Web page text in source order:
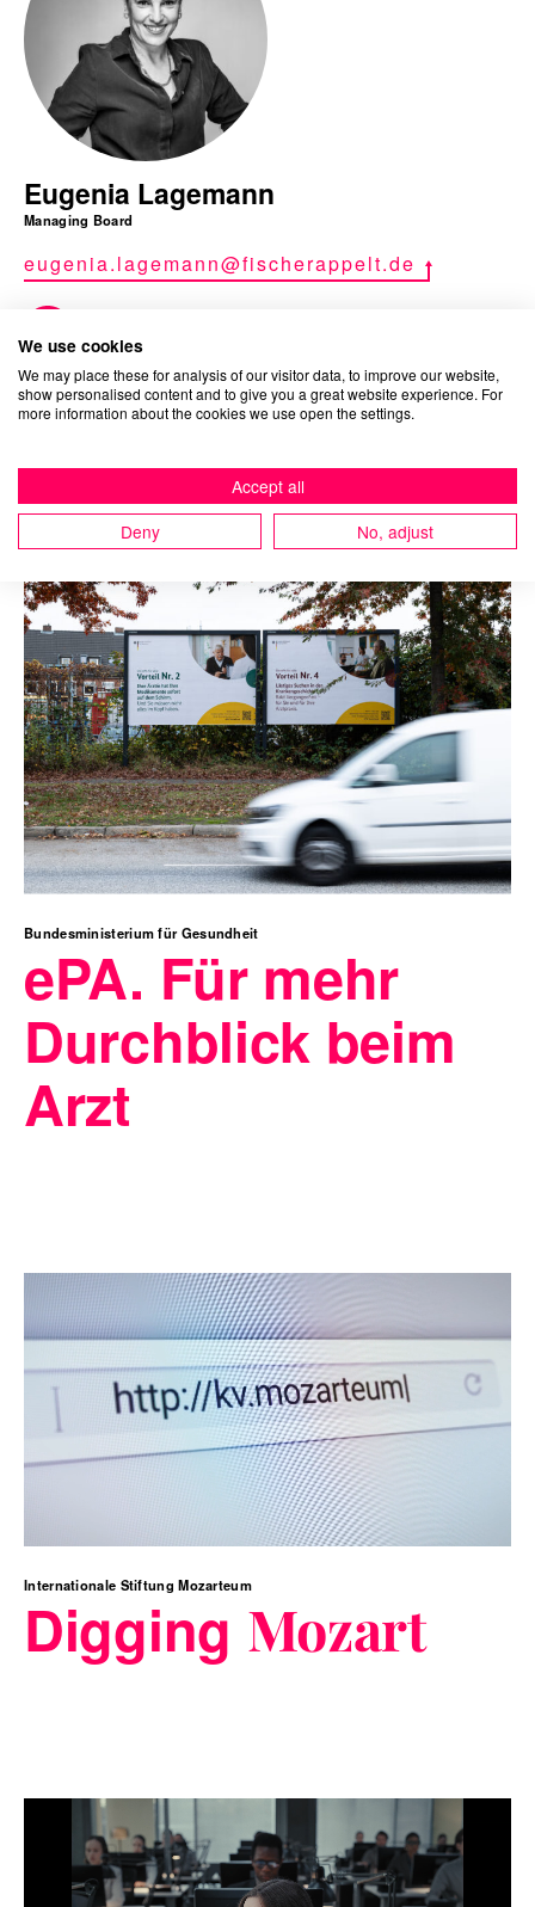
Eugenia Lagemann
Managing Board
eugenia.lagemann@fischerappelt.de
Ähnliche Arbeiten
Bundesministerium für Gesundheit
ePA. Für mehr
Durchblick beim
Arzt
Internationale Stiftung Mozarteum
Digging Mozart
We use cookies
We may place these for analysis of our visitor data, to improve our website,
show personalised content and to give you a great website experience. For
more information about the cookies we use open the settings.
Accept all
Deny
No, adjust